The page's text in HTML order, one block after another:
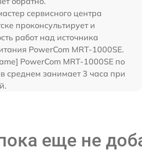
сервисного центра
проконсультирует и
работ над источника
PowerCom MRT-1000SE.
PowerCom MRT-1000SE по
среднем занимает 3 часа при
еще не